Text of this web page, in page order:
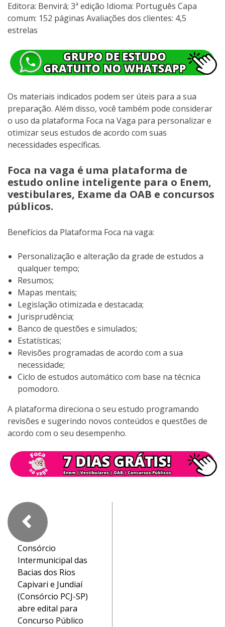
Editora: Benvirá; 3ª edição Idioma: Português Capa
comum:‎ 152 páginas Avaliações dos clientes: 4,5
estrelas
Os materiais indicados podem ser úteis para a sua
preparação. Além disso, você também pode considerar
o uso da plataforma Foca na Vaga para personalizar e
otimizar seus estudos de acordo com suas
necessidades específicas.
Foca na vaga é uma plataforma de
estudo online inteligente para o Enem,
vestibulares, Exame da OAB e concursos
públicos.
Benefícios da Plataforma Foca na vaga:
Personalização e alteração da grade de estudos a
qualquer tempo;
Resumos;
Mapas mentais;
Legislação otimizada e destacada;
Jurisprudência;
Banco de questões e simulados;
Estatísticas;
Revisões programadas de acordo com a sua
necessidade;
Ciclo de estudos automático com base na técnica
pomodoro.
A plataforma direciona o seu estudo programando
revisões e sugerindo novos conteúdos e questões de
acordo com o seu desempenho.
Consórcio
Intermunicipal das
Bacias dos Rios
Capivari e Jundiaí
(Consórcio PCJ-SP)
abre edital para
Concurso Público